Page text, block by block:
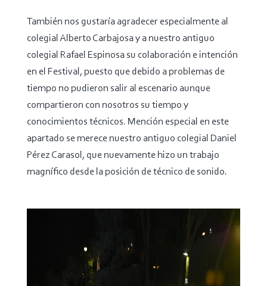
También nos gustaría agradecer especialmente al
colegial Alberto Carbajosa y a nuestro antiguo
colegial Rafael Espinosa su colaboración e intención
en el Festival, puesto que debido a problemas de
tiempo no pudieron salir al escenario aunque
compartieron con nosotros su tiempo y
conocimientos técnicos. Mención especial en este
apartado se merece nuestro antiguo colegial Daniel
Pérez Carasol, que nuevamente hizo un trabajo
magnífico desde la posición de técnico de sonido.